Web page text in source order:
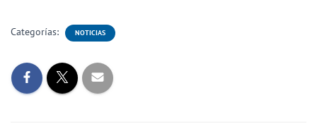
Categorías: NOTICIAS